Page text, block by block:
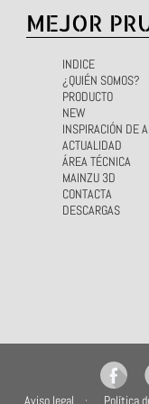
MEJOR
INDICE
¿QUIÉN SOMOS?
PRODUCTO
NEW
INSPIRACIÓN DE
ACTUALIDAD
ÁREA TÉCNICA
MAINZU 3D
CONTACTA
DESCARGAS
Aviso legal Política